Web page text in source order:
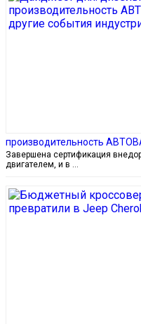
производительность
Завершена сертификация
двигателем, и в …